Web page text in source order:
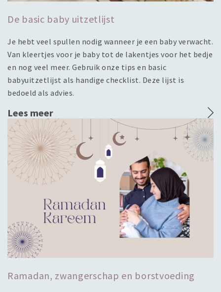
De basic baby uitzetlijst
Je hebt veel spullen nodig wanneer je een baby verwacht.
Van kleertjes voor je baby tot de lakentjes voor het bedje
en nog veel meer. Gebruik onze tips en basic
babyuitzetlijst als handige checklist. Deze lijst is
bedoeld als advies.
Lees meer
Ramadan, zwangerschap en borstvoeding